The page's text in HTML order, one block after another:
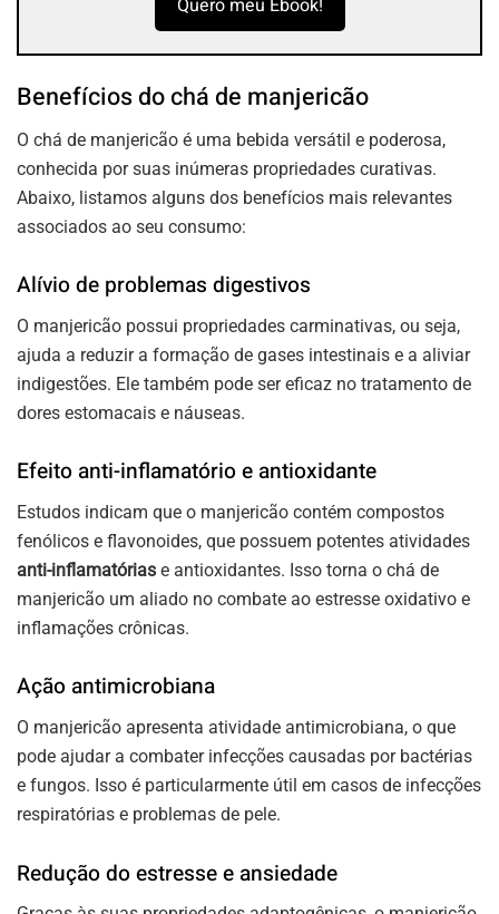
Quero meu Ebook!
Benefícios do chá de manjericão
O chá de manjericão é uma bebida versátil e poderosa,
conhecida por suas inúmeras propriedades curativas.
Abaixo, listamos alguns dos benefícios mais relevantes
associados ao seu consumo:
Alívio de problemas digestivos
O manjericão possui propriedades carminativas, ou seja,
ajuda a reduzir a formação de gases intestinais e a aliviar
indigestões. Ele também pode ser eficaz no tratamento de
dores estomacais e náuseas.
Efeito anti-inflamatório e antioxidante
Estudos indicam que o manjericão contém compostos
fenólicos e flavonoides, que possuem potentes atividades
anti-inflamatórias e antioxidantes. Isso torna o chá de
manjericão um aliado no combate ao estresse oxidativo e
inflamações crônicas.
Ação antimicrobiana
O manjericão apresenta atividade antimicrobiana, o que
pode ajudar a combater infecções causadas por bactérias
e fungos. Isso é particularmente útil em casos de infecções
respiratórias e problemas de pele.
Redução do estresse e ansiedade